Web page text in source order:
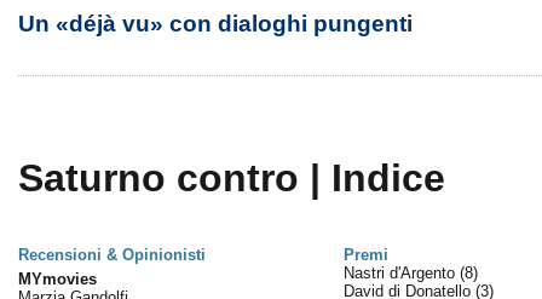
Un «déjà vu» con dialoghi pungenti
Saturno contro | Indice
Recensioni & Opinionisti
Premi
MYmovies
Nastri d'Argento (8)
David di Donatello (3)